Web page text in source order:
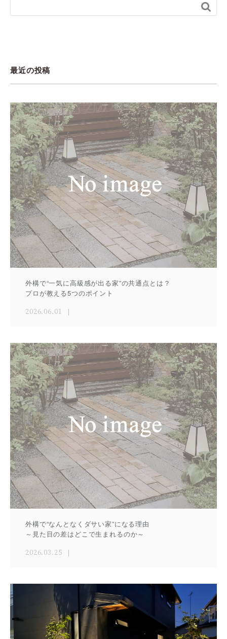

最近の投稿
外構で“一気に高級感が出る家”の共通点とは？
プロが教える5つのポイント
2026.06.01
外構で“なんとなくダサい家”になる理由
～見た目の差はどこで生まれるのか～
2026.03.25